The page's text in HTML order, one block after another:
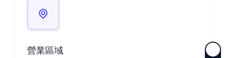
營業區域